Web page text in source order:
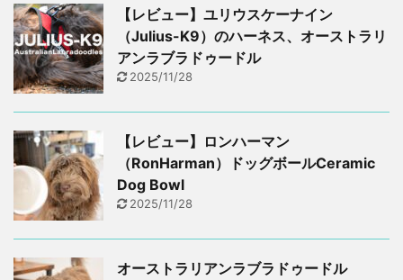
【レビュー】ユリウスケーナイン
（Julius-K9）のハーネス、オーストラリ
アンラブラドゥードル
2025/11/28
【レビュー】ロンハーマン
（RonHarman）ドッグボールCeramic
Dog Bowl
2025/11/28
オーストラリアンラブラドゥードル